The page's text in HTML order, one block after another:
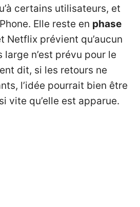
certains utilisateurs, et
Elle reste en phase
Netflix prévient qu’aucun
n’est prévu pour le
dit, si les retours ne
l’idée pourrait bien être
vite qu’elle est apparue.